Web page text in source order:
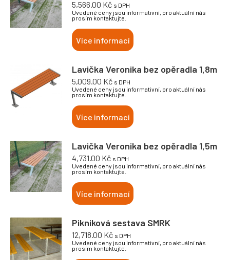
5,566.00 Kč s DPH
Uvedené ceny jsou informativní, pro aktuální nás
prosím kontaktujte.
Více informací
Lavička Veronika bez opěradla 1,8m
5,009.00 Kč s DPH
Uvedené ceny jsou informativní, pro aktuální nás
prosím kontaktujte.
Více informací
Lavička Veronika bez opěradla 1,5m
4,731.00 Kč s DPH
Uvedené ceny jsou informativní, pro aktuální nás
prosím kontaktujte.
Více informací
Pikniková sestava SMRK
12,718.00 Kč s DPH
Uvedené ceny jsou informativní, pro aktuální nás
prosím kontaktujte.